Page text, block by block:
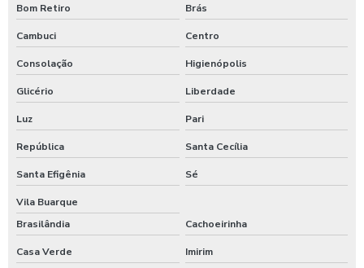
Empresa de alimentação transportada
Empresa de comida industrial
Empresa de fornecimento de refeições
Empresa de refeição coletiva
Empresa de refeição industrial
Empresa de restaurante corporativo
Empresa que serve alimentação
Bom Retiro Brás
Cambuci Centro
Consolação Higienópolis
Glicério Liberdade
Luz Pari
República Santa Cecília
Santa Efigênia Sé
Vila Buarque
Brasilândia
Cachoeirinha
Casa Verde Imirim